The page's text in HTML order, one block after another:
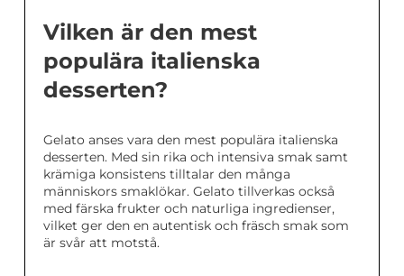
Vilken är den mest
populära italienska
desserten?
Gelato anses vara den mest populära italienska
desserten. Med sin rika och intensiva smak samt
krämiga konsistens tilltalar den många
människors smaklökar. Gelato tillverkas också
med färska frukter och naturliga ingredienser,
vilket ger den en autentisk och fräsch smak som
är svår att motstå.